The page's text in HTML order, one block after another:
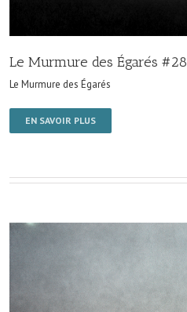
Le Murmure des Égarés #28
Le Murmure des Égarés
EN SAVOIR PLUS